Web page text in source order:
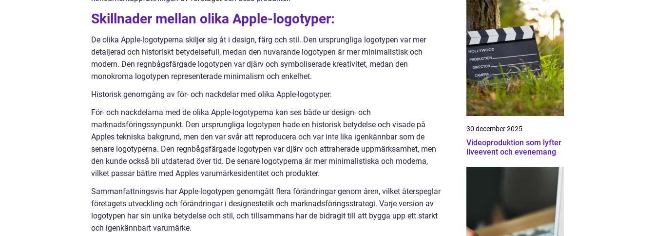
Skillnader mellan olika Apple-logotyper:
De olika Apple-logotyperna skiljer sig åt i design, färg och stil. Den ursprungliga logotypen var mer
detaljerad och historiskt betydelsefull, medan den nuvarande logotypen är mer minimalistisk och
modern. Den regnbågsfärgade logotypen var djärv och symboliserade kreativitet, medan den
monokroma logotypen representerade minimalism och enkelhet.
Historisk genomgång av för- och nackdelar med olika Apple-logotyper:
För- och nackdelarna med de olika Apple-logotyperna kan ses både ur design- och
marknadsföringssynpunkt. Den ursprungliga logotypen hade en historisk betydelse och visade på
Apples tekniska bakgrund, men den var svår att reproducera och var inte lika igenkännbar som de
senare logotyperna. Den regnbågsfärgade logotypen var djärv och attraherade uppmärksamhet, men
den kunde också bli utdaterad över tid. De senare logotyperna är mer minimalistiska och moderna,
vilket passar bättre med Apples varumärkesidentitet och produkter.
Sammanfattningsvis har Apple-logotypen genomgått flera förändringar genom åren, vilket återspeglar
företagets utveckling och förändringar i designestetik och marknadsföringsstrategi. Varje version av
logotypen har sin unika betydelse och stil, och tillsammans har de bidragit till att bygga upp ett starkt
och igenkännbart varumärke.
30 december 2025
Videoproduktion som lyfter
liveevent och evenemang